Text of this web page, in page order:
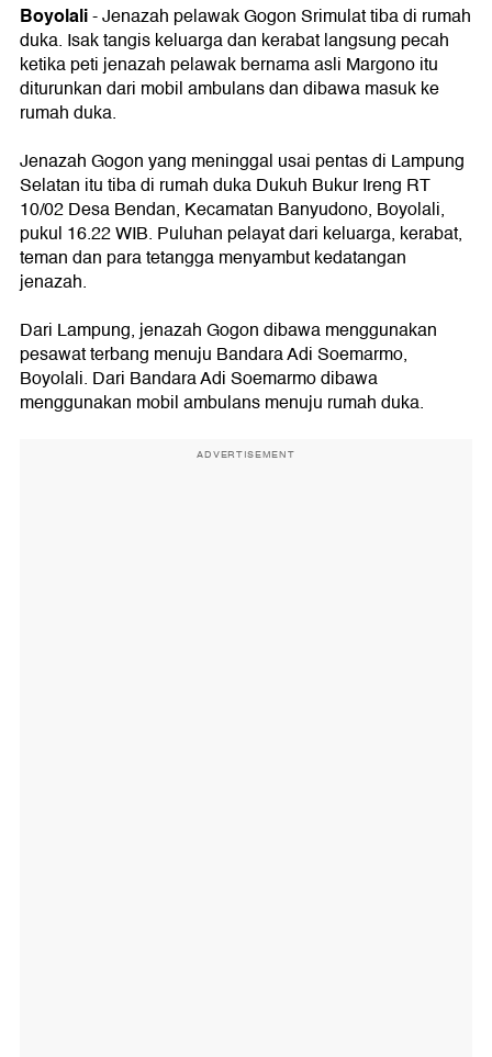
Boyolali- Jenazah pelawak Gogon Srimulat tiba di rumah
duka. Isak tangis keluarga dan kerabat langsung pecah
ketika peti jenazah pelawak bernama asli Margono itu
diturunkan dari mobil ambulans dan dibawa masuk ke
rumah duka.
Jenazah Gogon yang meninggal usai pentas di Lampung
Selatan itu tiba di rumah duka Dukuh Bukur Ireng RT
10/02 Desa Bendan, Kecamatan Banyudono, Boyolali,
pukul 16.22 WIB. Puluhan pelayat dari keluarga, kerabat,
teman dan para tetangga menyambut kedatangan
jenazah.
Dari Lampung, jenazah Gogon dibawa menggunakan
pesawat terbang menuju Bandara Adi Soemarmo,
Boyolali. Dari Bandara Adi Soemarmo dibawa
menggunakan mobil ambulans menuju rumah duka.
ADVERTISEMENT